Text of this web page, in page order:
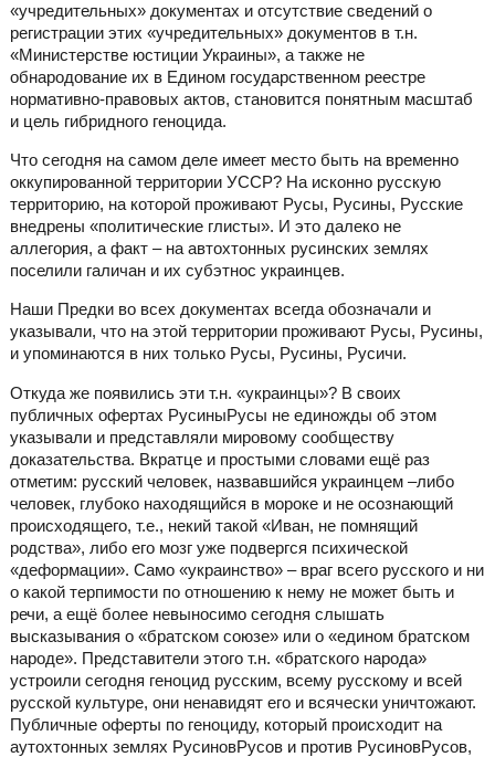
«учредительных» документах и отсутствие сведений о
регистрации этих «учредительных» документов в т.н.
«Министерстве юстиции Украины», а также не
обнародование их в Едином государственном реестре
нормативно-правовых актов, становится понятным масштаб
и цель гибридного геноцида.
Что сегодня на самом деле имеет место быть на временно
оккупированной территории УССР? На исконно русскую
территорию, на которой проживают Русы, Русины, Русские
внедрены «политические глисты». И это далеко не
аллегория, а факт – на автохтонных русинских землях
поселили галичан и их субэтнос украинцев.
Наши Предки во всех документах всегда обозначали и
указывали, что на этой территории проживают Русы, Русины,
и упоминаются в них только Русы, Русины, Русичи.
Откуда же появились эти т.н. «украинцы»? В своих
публичных офертах РусиныРусы не единожды об этом
указывали и представляли мировому сообществу
доказательства. Вкратце и простыми словами ещё раз
отметим: русский человек, назвавшийся украинцем –либо
человек, глубоко находящийся в мороке и не осознающий
происходящего, т.е., некий такой «Иван, не помнящий
родства», либо его мозг уже подвергся психической
«деформации». Само «украинство» – враг всего русского и ни
о какой терпимости по отношению к нему не может быть и
речи, а ещё более невыносимо сегодня слышать
высказывания о «братском союзе» или о «едином братском
народе». Представители этого т.н. «братского народа»
устроили сегодня геноцид русским, всему русскому и всей
русской культуре, они ненавидят его и всячески уничтожают.
Публичные оферты по геноциду, который происходит на
аутохтонных землях РусиновРусов и против РусиновРусов,